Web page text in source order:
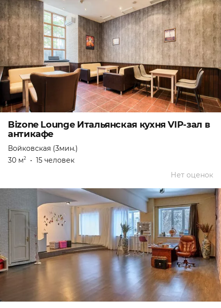
Bizone Lounge Итальянская кухня VIP-зал в
антикафе
Войковская (3мин.)
30 м2 • 15 человек
Нет оценок